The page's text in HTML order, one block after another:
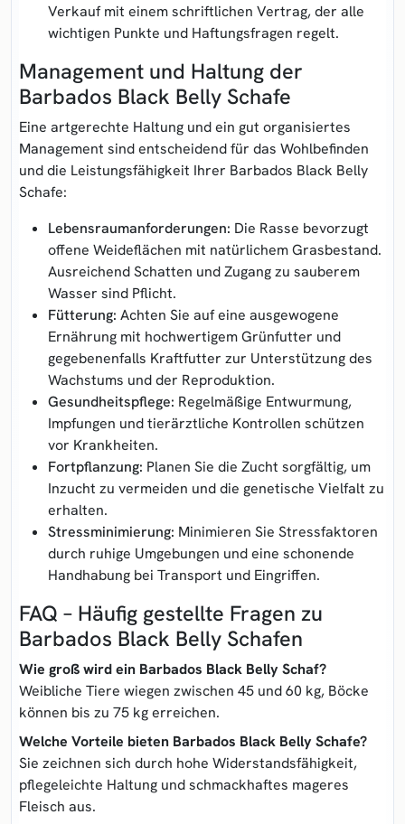
Verkauf mit einem schriftlichen Vertrag, der alle
wichtigen Punkte und Haftungsfragen regelt.
Management und Haltung der
Barbados Black Belly Schafe
Eine artgerechte Haltung und ein gut organisiertes
Management sind entscheidend für das Wohlbefinden
und die Leistungsfähigkeit Ihrer Barbados Black Belly
Schafe:
Lebensraumanforderungen: Die Rasse bevorzugt
offene Weideflächen mit natürlichem Grasbestand.
Ausreichend Schatten und Zugang zu sauberem
Wasser sind Pflicht.
Fütterung: Achten Sie auf eine ausgewogene
Ernährung mit hochwertigem Grünfutter und
gegebenenfalls Kraftfutter zur Unterstützung des
Wachstums und der Reproduktion.
Gesundheitspflege: Regelmäßige Entwurmung,
Impfungen und tierärztliche Kontrollen schützen
vor Krankheiten.
Fortpflanzung: Planen Sie die Zucht sorgfältig, um
Inzucht zu vermeiden und die genetische Vielfalt zu
erhalten.
Stressminimierung: Minimieren Sie Stressfaktoren
durch ruhige Umgebungen und eine schonende
Handhabung bei Transport und Eingriffen.
FAQ – Häufig gestellte Fragen zu
Barbados Black Belly Schafen
Wie groß wird ein Barbados Black Belly Schaf?
Weibliche Tiere wiegen zwischen 45 und 60 kg, Böcke
können bis zu 75 kg erreichen.
Welche Vorteile bieten Barbados Black Belly Schafe?
Sie zeichnen sich durch hohe Widerstandsfähigkeit,
pflegeleichte Haltung und schmackhaftes mageres
Fleisch aus.